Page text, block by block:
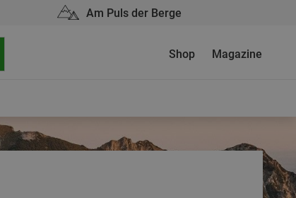
Am Puls der Berge
Shop Magazine